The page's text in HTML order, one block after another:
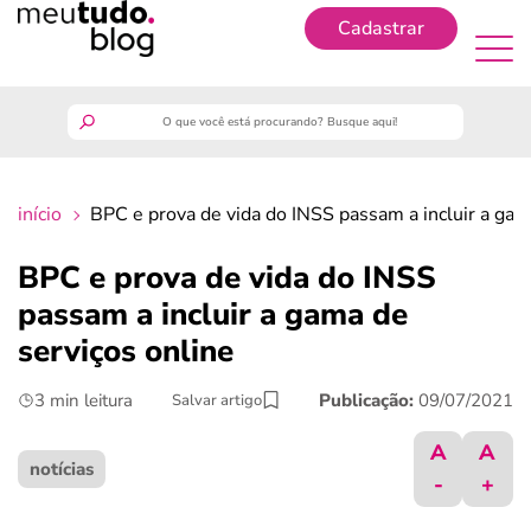
Cadastrar
finanças
benefícios
últimas notícias
início BPC e prova de vida do INSS passam a incluir a
BPC e prova de vida do INSS
passam a incluir a gama de
serviços online
3 min leitura Salvar artigo Publicação: 09/07/2021
notícias
A
-
A
+